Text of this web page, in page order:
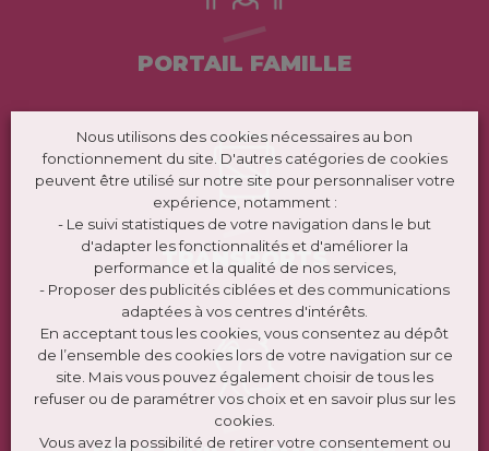
PORTAIL FAMILLE
TRANSPORTS
Nous utilisons des cookies nécessaires au bon
fonctionnement du site. D'autres catégories de cookies
peuvent être utilisé sur notre site pour personnaliser votre
expérience, notamment :
- Le suivi statistiques de votre navigation dans le but
d'adapter les fonctionnalités et d'améliorer la
performance et la qualité de nos services,
- Proposer des publicités ciblées et des communications
adaptées à vos centres d'intérêts.
En acceptant tous les cookies, vous consentez au dépôt
de l’ensemble des cookies lors de votre navigation sur ce
site. Mais vous pouvez également choisir de tous les
refuser ou de paramétrer vos choix et en savoir plus sur les
cookies.
Vous avez la possibilité de retirer votre consentement ou